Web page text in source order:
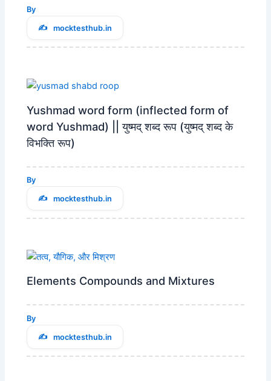
By
mocktesthub.in
Yushmad word form (inflected form of
word Yushmad) || युष्मद् शब्द रूप (युष्मद् शब्‍द के
विभक्ति रूप)
By
mocktesthub.in
Elements Compounds and Mixtures
By
mocktesthub.in